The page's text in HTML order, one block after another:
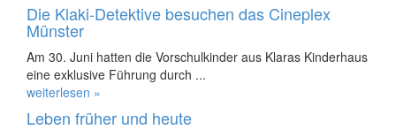
Die Klaki-Detektive besuchen das Cineplex
Münster
Am 30. Juni hatten die Vorschulkinder aus Klaras Kinderhaus
eine exklusive Führung durch ...
weiterlesen »
Leben früher und heute